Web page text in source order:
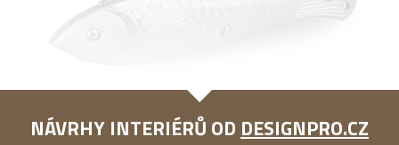
NÁVRHY INTERIÉRŮ OD DESIGNPRO.CZ